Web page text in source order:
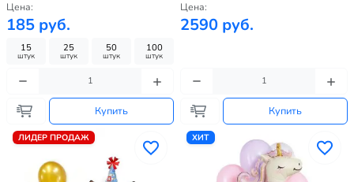
Цена:
185 руб.
15
штук
25
штук
50
штук
100
штук
Купить
Цена:
2590 руб.
Купить
ЛИДЕР ПРОДАЖ ХИТ